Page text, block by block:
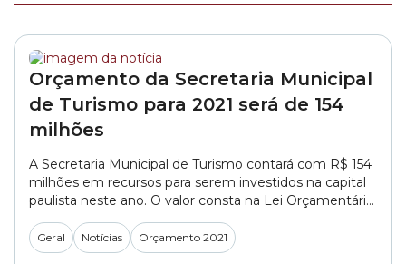
Orçamento da Secretaria Municipal
de Turismo para 2021 será de 154
milhões
A Secretaria Municipal de Turismo contará com R$ 154
milhões em recursos para serem investidos na capital
paulista neste ano. O valor consta na Lei Orçamentária
Anual 2021, aprovada no final de dezembro na Câmara
Municipal de São Paulo. O PL (Projeto de Lei)
643/2020, de autoria do Poder Executivo, estimava R$
Geral Notícias Orçamento 2021